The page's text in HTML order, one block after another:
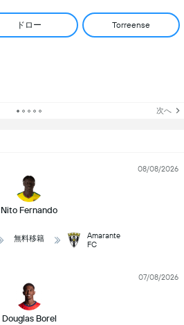
ドロー Torreense
次へ
Nito Fernando
08/08/2026
無料移籍
Amarante
FC
Douglas Borel
07/08/2026